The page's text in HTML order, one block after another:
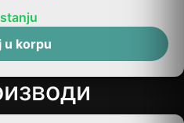
u korpu